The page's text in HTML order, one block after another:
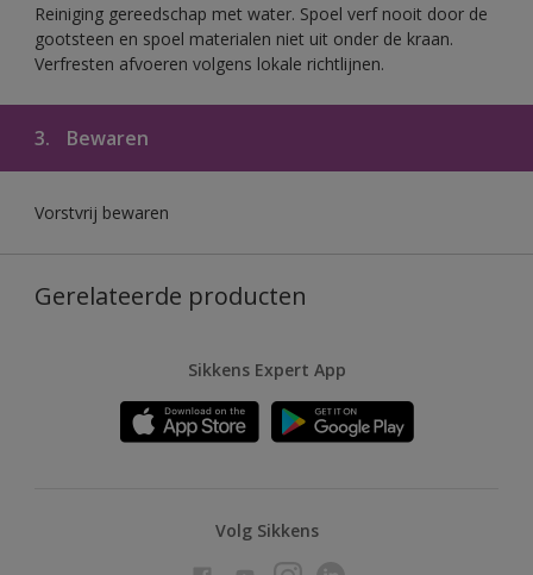
Reiniging gereedschap met water. Spoel verf nooit door de
gootsteen en spoel materialen niet uit onder de kraan.
Verfresten afvoeren volgens lokale richtlijnen.
3. Bewaren
Vorstvrij bewaren
Gerelateerde producten
Sikkens Expert App
Volg Sikkens